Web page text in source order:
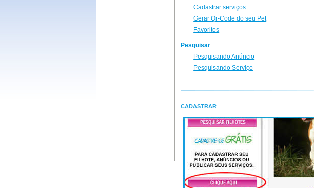
Cadastrar serviços
Gerar Qr-Code do seu Pet
Favoritos
Pesquisar
Pesquisando Anúncio
Pesquisando Serviço
CADASTRAR